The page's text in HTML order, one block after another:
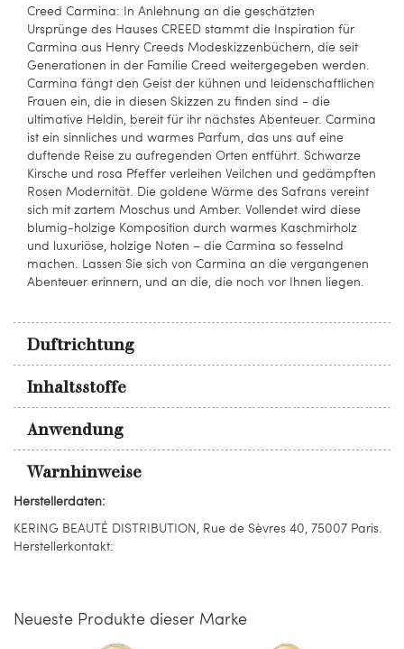
Creed Carmina: In Anlehnung an die geschätzten
Ursprünge des Hauses CREED stammt die Inspiration für
Carmina aus Henry Creeds Modeskizzenbüchern, die seit
Generationen in der Familie Creed weitergegeben werden.
Carmina fängt den Geist der kühnen und leidenschaftlichen
Frauen ein, die in diesen Skizzen zu finden sind - die
ultimative Heldin, bereit für ihr nächstes Abenteuer. Carmina
ist ein sinnliches und warmes Parfum, das uns auf eine
duftende Reise zu aufregenden Orten entführt. Schwarze
Kirsche und rosa Pfeffer verleihen Veilchen und gedämpften
Rosen Modernität. Die goldene Wärme des Safrans vereint
sich mit zartem Moschus und Amber. Vollendet wird diese
blumig-holzige Komposition durch warmes Kaschmirholz
und luxuriöse, holzige Noten – die Carmina so fesselnd
machen. Lassen Sie sich von Carmina an die vergangenen
Abenteuer erinnern, und an die, die noch vor Ihnen liegen.
Duftrichtung
Inhaltsstoffe
Anwendung
Warnhinweise
Herstellerdaten:
KERING BEAUTÉ DISTRIBUTION, Rue de Sèvres 40, 75007 Paris.
Herstellerkontakt:
Neueste Produkte dieser Marke